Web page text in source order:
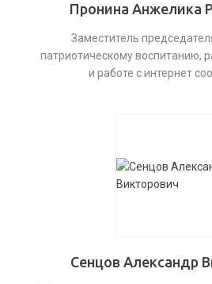
Пронина Анжелика
Заместитель
патриотическому воспитанию,
и работе с интернет
Сенцов Александр